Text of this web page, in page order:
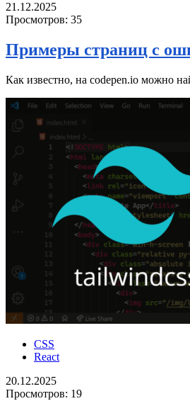
21.12.2025
Просмотров: 35
Примеры страниц с
Как известно, на codepen.io можно
CSS
React
20.12.2025
Просмотров: 19